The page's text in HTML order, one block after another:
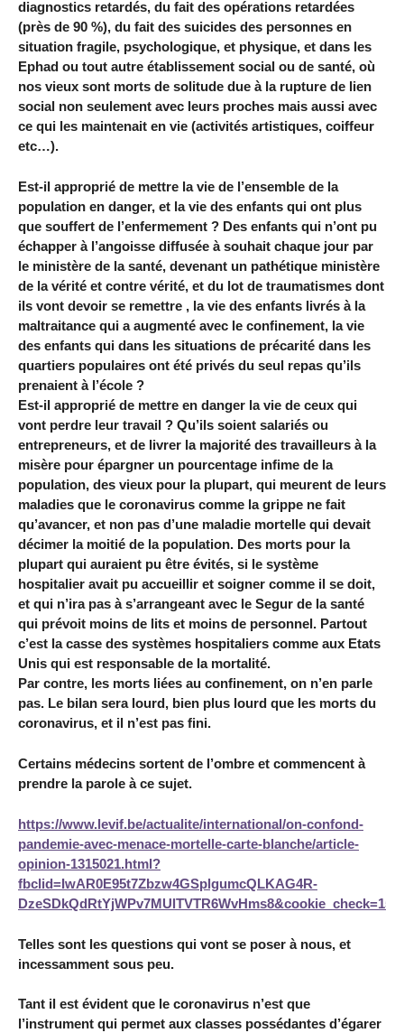
diagnostics retardés, du fait des opérations retardées
(près de 90 %), du fait des suicides des personnes en
situation fragile, psychologique, et physique, et dans les
Ephad ou tout autre établissement social ou de santé, où
nos vieux sont morts de solitude due à la rupture de lien
social non seulement avec leurs proches mais aussi avec
ce qui les maintenait en vie (activités artistiques, coiffeur
etc…).
Est-il approprié de mettre la vie de l’ensemble de la
population en danger, et la vie des enfants qui ont plus
que souffert de l’enfermement ? Des enfants qui n’ont pu
échapper à l’angoisse diffusée à souhait chaque jour par
le ministère de la santé, devenant un pathétique ministère
de la vérité et contre vérité, et du lot de traumatismes dont
ils vont devoir se remettre , la vie des enfants livrés à la
maltraitance qui a augmenté avec le confinement, la vie
des enfants qui dans les situations de précarité dans les
quartiers populaires ont été privés du seul repas qu’ils
prenaient à l’école ?
Est-il approprié de mettre en danger la vie de ceux qui
vont perdre leur travail ? Qu’ils soient salariés ou
entrepreneurs, et de livrer la majorité des travailleurs à la
misère pour épargner un pourcentage infime de la
population, des vieux pour la plupart, qui meurent de leurs
maladies que le coronavirus comme la grippe ne fait
qu’avancer, et non pas d’une maladie mortelle qui devait
décimer la moitié de la population. Des morts pour la
plupart qui auraient pu être évités, si le système
hospitalier avait pu accueillir et soigner comme il se doit,
et qui n’ira pas à s’arrangeant avec le Segur de la santé
qui prévoit moins de lits et moins de personnel. Partout
c’est la casse des systèmes hospitaliers comme aux Etats
Unis qui est responsable de la mortalité.
Par contre, les morts liées au confinement, on n’en parle
pas. Le bilan sera lourd, bien plus lourd que les morts du
coronavirus, et il n’est pas fini.
Certains médecins sortent de l’ombre et commencent à
prendre la parole à ce sujet.
https://www.levif.be/actualite/international/on-confond-
pandemie-avec-menace-mortelle-carte-blanche/article-
opinion-1315021.html?
fbclid=IwAR0E95t7Zbzw4GSplgumcQLKAG4R-
Telles sont les questions qui vont se poser à nous, et
incessamment sous peu.
Tant il est évident que le coronavirus n’est que
l’instrument qui permet aux classes possédantes d’égarer